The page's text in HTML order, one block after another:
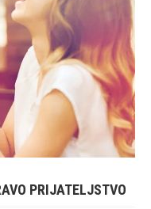
PRIJATELJSTVO